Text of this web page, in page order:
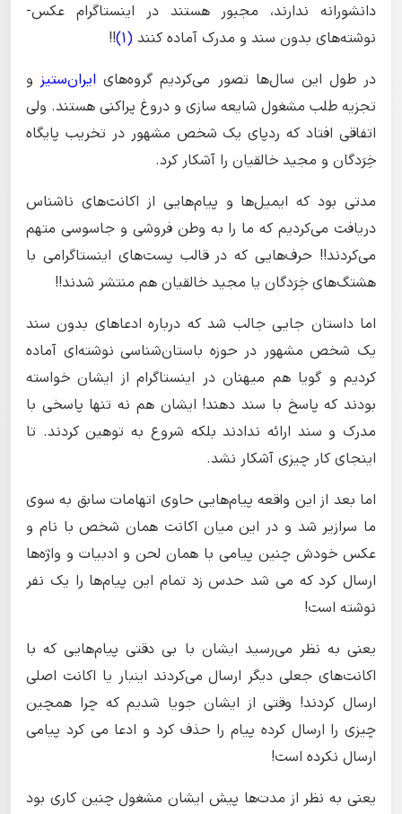
دانشورانه ندارند، مجبور هستند در اینستاگرام عکس-
نوشته‌های بدون سند و مدرک آماده کنند (1)
!!
در طول این سال‌ها تصور می‌کردیم گروه‌های ایران‌ستیزو
تجزیه طلب مشغول شایعه سازی و دروغ پراکنی هستند. ولی
اتفاقی افتاد که ردپای یک شخص مشهور در تخریب پایگاه
خِرَدگان و مجید خالقیان را آشکار کرد.
مدتی بود که ایمیل‌ها و پیام‌هایی از اکانت‌های ناشناس
دریافت می‌کردیم که ما را به وطن فروشی و جاسوسی متهم
می‌کردند!! حرف‌هایی که در قالب پست‌های اینستاگرامی با
هشتگ‌های خِرَدگان یا مجید خالقیان هم منتشر شدند!!
اما داستان جایی جالب شد که درباره ادعاهای بدون سند
یک شخص مشهور در حوزه باستان‌شناسی نوشته‌ای آماده
کردیم و گویا هم میهنان در اینستاگرام از ایشان خواسته
بودند که پاسخ با سند دهند! ایشان هم نه تنها پاسخی با
مدرک و سند ارائه ندادند بلکه شروع به توهین کردند. تا
اینجای کار چیزی آشکار نشد.
اما بعد از این واقعه پیام‌هایی حاوی اتهامات سابق به سوی
ما سرازیر شد و در این میان اکانت همان شخص با نام و
عکس خودش چنین پیامی با همان لحن و ادبیات و واژه‌ها
ارسال کرد که می ‌شد حدس زد تمام این پیام‌ها را یک نفر
نوشته است!
یعنی به نظر می‌رسید ایشان با بی دقتی پیام‌هایی که با
اکانت‌های جعلی دیگر ارسال می‌کردند اینبار یا اکانت اصلی
ارسال کردند! وقتی از ایشان جویا شدیم که چرا همچین
چیزی را ارسال کرده پیام را حذف کرد و ادعا می کرد پیامی
ارسال نکرده است!
‌یعنی به نظر از مدت‌ها پیش ایشان مشغول چنین کاری بود